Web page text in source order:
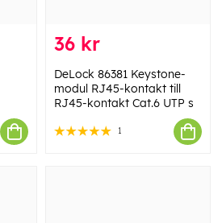
36 kr
DeLock 86381 Keystone-
modul RJ45-kontakt till
RJ45-kontakt Cat.6 UTP s
1